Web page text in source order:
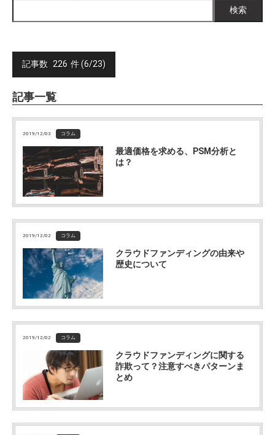
検索
記事数 226 件 (6/23)
記事一覧
2019/12/03 コラム
最適価格を求める、PSM分析と
は？
2019/12/02 コラム
クラウドファンディングの由来や
歴史について
2019/12/02 コラム
クラウドファンディングに関する
詐欺って？注意すべきパターンま
とめ